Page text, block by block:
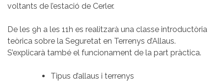
voltants de l’estació de Cerler.
De les 9h a les 11h es realitzarà una classe introductòria
teòrica sobre la Seguretat en Terrenys d’Allaus.
S’explicarà també el funcionament de la part pràctica.
Tipus d’allaus i terrenys